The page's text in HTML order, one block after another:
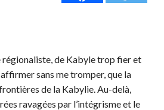
régionaliste, de Kabyle trop fier et
sans me tromper, que la
de la Kabylie. Au-delà,
ravagées par l’intégrisme et le